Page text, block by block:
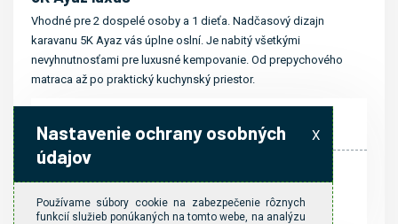
Vhodné pre 2 dospelé osoby a 1 dieťa. Nadčasový dizajn
karavanu 5K Ayaz vás úplne oslní. Je nabitý všetkými
nevyhnutnosťami pre luxusné kempovanie. Od prepychového
matraca až po praktický kuchynský priestor.
€55/ deň
Nastavenie ochrany osobných
údajov
X
Používame súbory cookie na zabezpečenie rôznych
funkcií služieb ponúkaných na tomto webe, na analýzu